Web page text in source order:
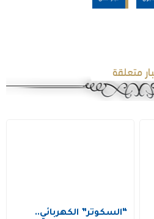
متعلقة
“السكوتر” الكهربائي..